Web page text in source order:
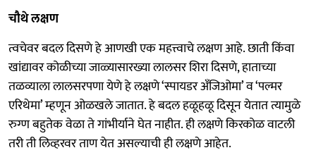
चौथे लक्षण
त्वचेवर बदल दिसणे हे आणखी एक महत्त्वाचे लक्षण आहे. छाती किंवा
खांद्यावर कोळीच्या जाळ्यासारख्या लालसर शिरा दिसणे, हाताच्या
तळव्याला लालसरपणा येणे हे लक्षणे ‘स्पायडर अँजिओमा’ व ‘पल्मर
एरिथेमा’ म्हणून ओळखले जातात. हे बदल हळूहळू दिसून येतात त्यामुळे
रुग्ण बहुतेक वेळा ते गांभीर्याने घेत नाहीत. ही लक्षणे किरकोळ वाटली
तरी ती लिव्हरवर ताण येत असल्याची ही लक्षणे आहेत.